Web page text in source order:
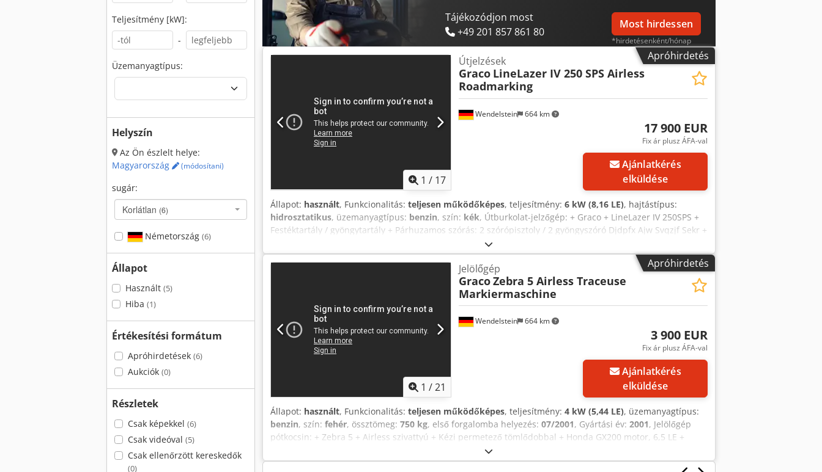
Teljesítmény [kW]:
-
Üzemanyagtípus:
Helyszín
Az Ön észlelt helye:
Magyarország
(módosítani)
sugár:
Korlátlan (6)
Németország (6)
Állapot
Használt (5)
Hiba (1)
Értékesítési formátum
Apróhirdetések (6)
Aukciók (0)
Részletek
Csak képekkel (6)
Csak videóval (5)
Csak ellenőrzött kereskedők
(0)
Tájékozódjon most
+49 201 857 861 80
Most hirdessen
*hirdetésenként/hónap
Apróhirdetés
1 / 17
Wendelstein 664 km
Útjelzések
Graco LineLazer IV 250 SPS Airless
Roadmarking
17 900 EUR
Fix ár plusz ÁFA-val
Ajánlatkérés
elküldése
Állapot: használt, Funkcionalitás: teljesen működőképes, teljesítmény: 6 kW (8,16 LE), hajtástípus:
hidrosztatikus, üzemanyagtípus: benzin, szín: kék, Útburkolat-jelzőgép: + Graco + LineLazer IV 250SPS +
Festéktartály / gyöngytartály + Párhuzamos szórás: 2 szórópisztoly / 2 gyöngyszóró Djdpfx Ajw Svqzjf Sekr +
Kézi szórópisztoly + Hidraulikus hajtás, önjáró előre / hátra + Airless szivattyú + Honda GX 270 motor, 8,4
LE Minden újonnan feltöltött járműről e-mail értesítést kaphat – iratkozzon fel HÍRLEVELÜNKRE! Az
elírásokért és tévedésekért felelősséget nem vállalunk, az időközi értékesítés jogát fenntartjuk!Apróhirdetés
1 /21
Wendelstein 664 km
Jelölőgép
GracoZebra 5 Airless Traceuse
Markiermaschine
3 900 EUR
Fix ár plusz ÁFA-val
Ajánlatkérés
elküldése
Állapot: használt, Funkcionalitás: teljesen működőképes, teljesítmény: 4 kW (5,44 LE), üzemanyagtípus:
benzin, szín: fehér, össztömeg: 750 kg, első forgalomba helyezés: 07/2001, Gyártási év: 2001, Jelölőgép
pótkocsin: + Zebra 5 + Airless szivattyú + Kézi permetező tömlődobbal + Honda GX200 motor, 6,5 LE +
Elektromos indítás + Fix festéktartály Pótkocsi: + Crapie Dkjdpow S T Taefx Af Ssr + Típus CMF750 +
Üzembe helyezve: 2001.07.20. + Gömbfejes vonófej + Magasságállítható vonórúd + 370 cm x 205 cm (h x